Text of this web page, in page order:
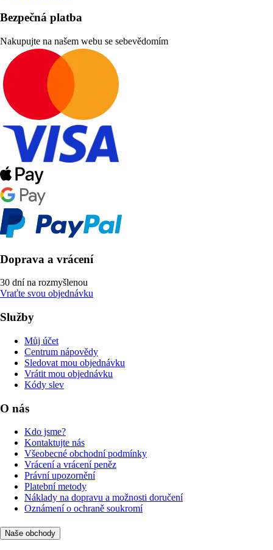
Bezpečná platba
Nakupujte na našem webu se sebevědomím
Doprava a vrácení
30 dní na rozmyšlenou
Vraťte svou objednávku
Služby
Můj účet
Centrum nápovědy
Sledovat mou objednávku
Vrátit mou objednávku
Kódy slev
O nás
Kdo jsme?
Kontaktujte nás
Všeobecné obchodní podmínky
Vrácení a vrácení peněz
Právní upozornění
Platební metody
Náklady na dopravu a možnosti doručení
Oznámení o ochraně soukromí
Naše obchody